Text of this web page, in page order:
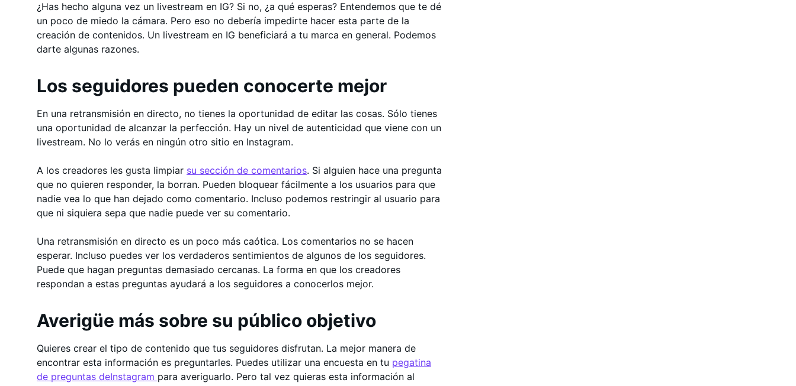
¿Has hecho alguna vez un livestream en IG? Si no, ¿a qué esperas? Entendemos que te dé
un poco de miedo la cámara. Pero eso no debería impedirte hacer esta parte de la
creación de contenidos. Un livestream en IG beneficiará a tu marca en general. Podemos
darte algunas razones.
Los seguidores pueden conocerte mejor
En una retransmisión en directo, no tienes la oportunidad de editar las cosas. Sólo tienes
una oportunidad de alcanzar la perfección. Hay un nivel de autenticidad que viene con un
livestream. No lo verás en ningún otro sitio en Instagram.
A los creadores les gusta limpiar su sección de comentarios. Si alguien hace una pregunta
que no quieren responder, la borran. Pueden bloquear fácilmente a los usuarios para que
nadie vea lo que han dejado como comentario. Incluso podemos restringir al usuario para
que ni siquiera sepa que nadie puede ver su comentario.
Una retransmisión en directo es un poco más caótica. Los comentarios no se hacen
esperar. Incluso puedes ver los verdaderos sentimientos de algunos de los seguidores.
Puede que hagan preguntas demasiado cercanas. La forma en que los creadores
respondan a estas preguntas ayudará a los seguidores a conocerlos mejor.
Averigüe más sobre su público objetivo
Quieres crear el tipo de contenido que tus seguidores disfrutan. La mejor manera de
encontrar esta información es preguntarles. Puedes utilizar una encuesta en tu pegatina
de preguntas deInstagram para averiguarlo. Pero tal vez quieras esta información al